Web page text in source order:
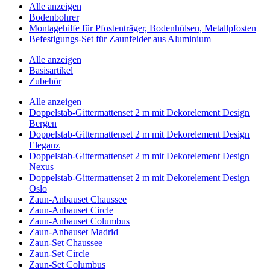
Alle anzeigen
Bodenbohrer
Montagehilfe für Pfostenträger, Bodenhülsen, Metallpfosten
Befestigungs-Set für Zaunfelder aus Aluminium
Alle anzeigen
Basisartikel
Zubehör
Alle anzeigen
Doppelstab-Gittermattenset 2 m mit Dekorelement Design
Bergen
Doppelstab-Gittermattenset 2 m mit Dekorelement Design
Eleganz
Doppelstab-Gittermattenset 2 m mit Dekorelement Design
Nexus
Doppelstab-Gittermattenset 2 m mit Dekorelement Design
Oslo
Zaun-Anbauset Chaussee
Zaun-Anbauset Circle
Zaun-Anbauset Columbus
Zaun-Anbauset Madrid
Zaun-Set Chaussee
Zaun-Set Circle
Zaun-Set Columbus